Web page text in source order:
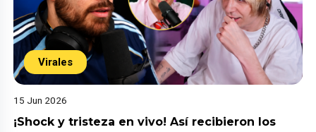
Virales
15 Jun 2026
¡Shock y tristeza en vivo! Así recibieron los